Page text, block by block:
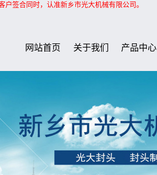
签合同时，认准新乡市光大机械有限公司。
网站首页 关于我们 产品中心